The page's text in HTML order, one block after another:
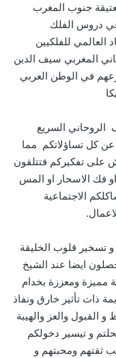
جنوب المغرب
في دروس الفلك
العالمي للفلكيين
المغربي سيف الدين
في الوطن العربي
الروحاني السريع
عن كل تساؤلاتكم مما
على تفكيركم فتتلقون
فك الاسحار او المس
الاجتماعية
تسخير قلوب الخليقة
ايضا عند الشيخ
مميزة ومعززة بخدام
ذات تأثير خارق ونفاذ
القبول والعز والهيبة
و تيسير دخولكم
ثقتهم ومحبتهم و